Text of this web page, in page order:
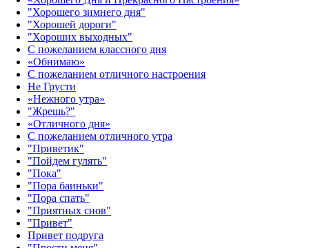
"Хорошего зимнего дня"
"Хорошей дороги"
"Хороших выходных"
С пожеланием классного дня
«Обнимаю»
С пожеланием отличного настроения
Не Грусти
«Нежного утра»‎
"Жрешь?"
«Отличного дня»‎
С пожеланием отличного утра
"Приветик"
"Пойдем гулять"
"Пока"
"Пора баиньки"
"Пора спать"
"Приятных снов"
"Привет"
Привет подруга